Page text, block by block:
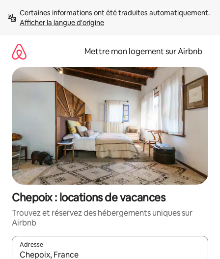
directement
Afficher la langue d'origine
Mettre mon logement sur Airbnb
Chepoix : locations de vacances
Trouvez et réservez des hébergements uniques sur
Airbnb
Adresse
Lorsque les résultats s'affichent, utilisez les flèches vers le